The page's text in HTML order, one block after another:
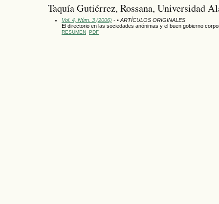
Taquía Gutiérrez, Rossana, Universidad
Vol. 4, Núm. 3 (2006) - • ARTÍCULOS ORIGINALES
El directorio en las sociedades anónimas y el buen gobierno
RESUMEN PDF